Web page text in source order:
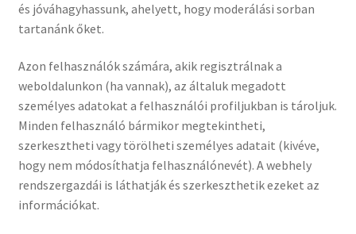
és jóváhagyhassunk, ahelyett, hogy moderálási sorban
tartanánk őket.
Azon felhasználók számára, akik regisztrálnak a
weboldalunkon (ha vannak), az általuk megadott
személyes adatokat a felhasználói profiljukban is tároljuk.
Minden felhasználó bármikor megtekintheti,
szerkesztheti vagy törölheti személyes adatait (kivéve,
hogy nem módosíthatja felhasználónevét). A webhely
rendszergazdái is láthatják és szerkeszthetik ezeket az
információkat.